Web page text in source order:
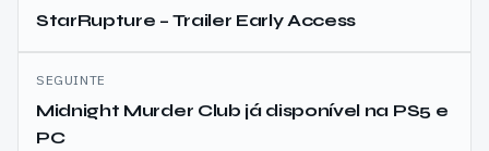
de
artigos
StarRupture – Trailer Early Access
SEGUINTE
Midnight Murder Club já disponível na PS5 e
PC